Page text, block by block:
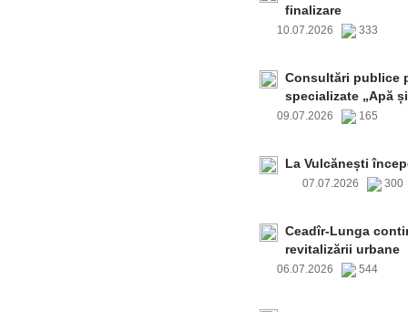
finalizare
10.07.2026 333
Consultări publice
specializate „Apă
09.07.2026 165
La Vulcănești
07.07.2026 300
Ceadîr-Lunga
revitalizării urbane
06.07.2026 544